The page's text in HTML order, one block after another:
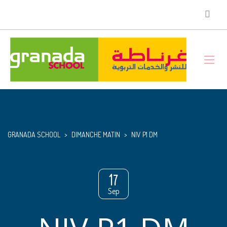
GRANADA SCHOOL > DIMANCHE MATIN > NIV P1 DM
17
Sep